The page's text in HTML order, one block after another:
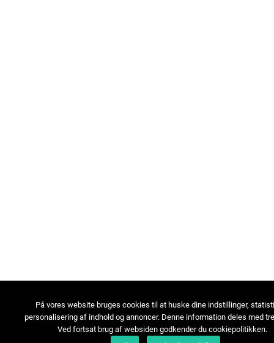
På vores website bruges cookies til at huske dine indstillinger,
personalisering af indhold og annoncer. Denne information deles med
Ved fortsat brug af websiden godkender du cookiepolitikken.